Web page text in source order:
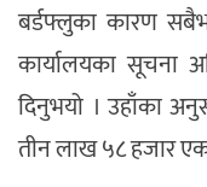
बर्डफ्लुका कारण
कार्यालयका सूचना
दिनुभयो । उहाँका
तीन लाख ५८ हजार एक